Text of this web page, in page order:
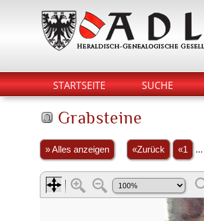
STARTSEITE SUCHE
Grabsteine
» Alles anzeigen «Zurück «1 ...